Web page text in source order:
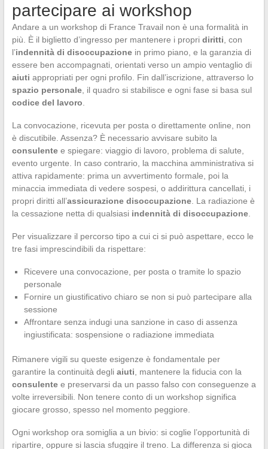
partecipare ai workshop
Andare a un workshop di France Travail non è una formalità in
più. È il biglietto d’ingresso per mantenere i propri diritti , con
l’indennità di disoccupazionein primo piano, e la garanzia di
essere ben accompagnati, orientati verso un ampio ventaglio di
aiuti appropriati per ogni profilo. Fin dall’iscrizione, attraverso lo
spazio personale, il quadro si stabilisce e ogni fase si basa sul
codice del lavoro
La convocazione, ricevuta per posta o direttamente online, non
è discutibile. Assenza? È necessario avvisare subito la
consulentee spiegare: viaggio di lavoro, problema di salute,
evento urgente. In caso contrario, la macchina amministrativa si
attiva rapidamente: prima un avvertimento formale, poi la
minaccia immediata di vedere sospesi, o addirittura cancellati, i
propri diritti all’assicurazione disoccupazione. La radiazione è
la cessazione netta di qualsiasi indennità di disoccupazione.
Per visualizzare il percorso tipo a cui ci si può aspettare, ecco le
tre fasi imprescindibili da rispettare:
Ricevere una convocazione, per posta o tramite lo spazio
personale
Fornire un giustificativo chiaro se non si può partecipare alla
sessione
Affrontare senza indugi una sanzione in caso di assenza
ingiustificata: sospensione o radiazione immediata
Rimanere vigili su queste esigenze è fondamentale per
garantire la continuità degli aiuti , mantenere la fiducia con la
consulentee preservarsi da un passo falso con conseguenze a
volte irreversibili. Non tenere conto di un workshop significa
giocare grosso, spesso nel momento peggiore.
Ogni workshop ora somiglia a un bivio: si coglie l’opportunità di
ripartire, oppure si lascia sfuggire il treno. La differenza si gioca